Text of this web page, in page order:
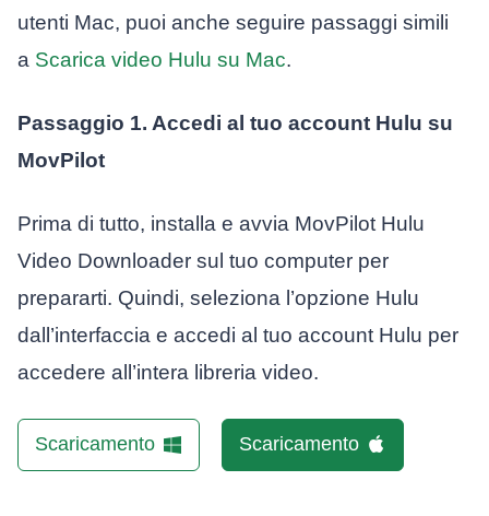
utenti Mac, puoi anche seguire passaggi simili
a Scarica video Hulu su Mac.
Passaggio 1. Accedi al tuo account Hulu su
MovPilot
Prima di tutto, installa e avvia MovPilot Hulu
Video Downloader sul tuo computer per
prepararti. Quindi, seleziona l’opzione Hulu
dall’interfaccia e accedi al tuo account Hulu per
accedere all’intera libreria video.
Scaricamento Scaricamento